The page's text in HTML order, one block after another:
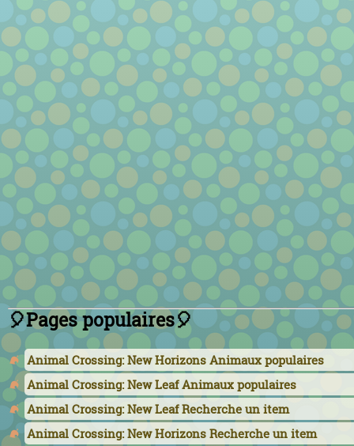
🎈Pages populaires🎈
Animal Crossing: New Horizons Animaux populaires
Animal Crossing: New Leaf Animaux populaires
Animal Crossing: New Leaf Recherche un item
Animal Crossing: New Horizons Recherche un item